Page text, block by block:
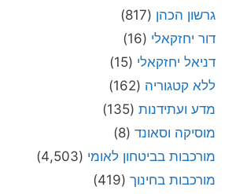
גרשון הכהן (817)
דור יחזקאלי (16)
דניאל יחזקאלי (15)
ללא קטגוריה (162)
מדע ועתידנות (135)
מוסיקה וסאונד (8)
מורכבות בביטחון לאומי (4,503)
מורכבות בחינוך (419)